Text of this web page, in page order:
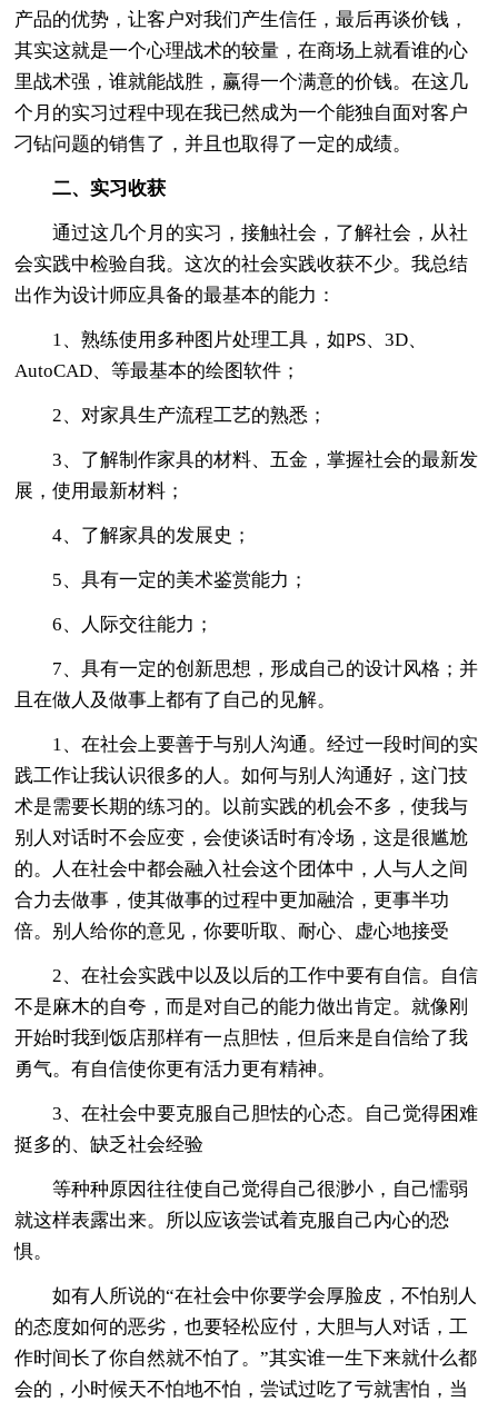
产品的优势，让客户对我们产生信任，最后再谈价钱，
其实这就是一个心理战术的较量，在商场上就看谁的心
里战术强，谁就能战胜，赢得一个满意的价钱。在这几
个月的实习过程中现在我已然成为一个能独自面对客户
刁钻问题的销售了，并且也取得了一定的成绩。
二、实习收获
通过这几个月的实习，接触社会，了解社会，从社
会实践中检验自我。这次的社会实践收获不少。我总结
出作为设计师应具备的最基本的能力：
1、熟练使用多种图片处理工具，如PS、3D、
AutoCAD、等最基本的绘图软件；
2、对家具生产流程工艺的熟悉；
3、了解制作家具的材料、五金，掌握社会的最新发
展，使用最新材料；
4、了解家具的发展史；
5、具有一定的美术鉴赏能力；
6、人际交往能力；
7、具有一定的创新思想，形成自己的设计风格；并
且在做人及做事上都有了自己的见解。
1、在社会上要善于与别人沟通。经过一段时间的实
践工作让我认识很多的人。如何与别人沟通好，这门技
术是需要长期的练习的。以前实践的机会不多，使我与
别人对话时不会应变，会使谈话时有冷场，这是很尴尬
的。人在社会中都会融入社会这个团体中，人与人之间
合力去做事，使其做事的过程中更加融洽，更事半功
倍。别人给你的意见，你要听取、耐心、虚心地接受
2、在社会实践中以及以后的工作中要有自信。自信
不是麻木的自夸，而是对自己的能力做出肯定。就像刚
开始时我到饭店那样有一点胆怯，但后来是自信给了我
勇气。有自信使你更有活力更有精神。
3、在社会中要克服自己胆怯的心态。自己觉得困难
挺多的、缺乏社会经验
等种种原因往往使自己觉得自己很渺小，自己懦弱
就这样表露出来。所以应该尝试着克服自己内心的恐
惧。
如有人所说的“在社会中你要学会厚脸皮，不怕别人
的态度如何的恶劣，也要轻松应付，大胆与人对话，工
作时间长了你自然就不怕了。”其实谁一生下来就什么都
会的，小时候天不怕地不怕，尝试过吃了亏就害怕，当